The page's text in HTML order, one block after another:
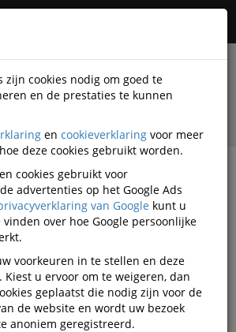
Alle categorieën
Video's
Alle video's
zijn cookies nodig om goed te
en de prestaties te kunnen
en cookieverklaring voor meer
deze cookies gebruikt worden.
cookies gebruikt voor
advertenties op het Google Ads
van Google kunt u
over hoe Google persoonlijke
voorkeuren in te stellen en deze
u ervoor om te weigeren, dan
geplaatst die nodig zijn voor de
de website en wordt uw bezoek
anoniem geregistreerd.